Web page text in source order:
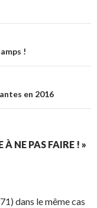
!
en 2016
NE PAS FAIRE ! »
dans le même cas